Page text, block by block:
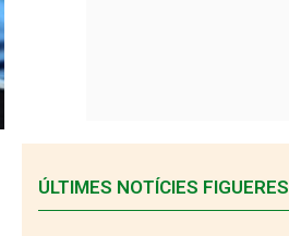
ÚLTIMES NOTÍCIES FIGUERES